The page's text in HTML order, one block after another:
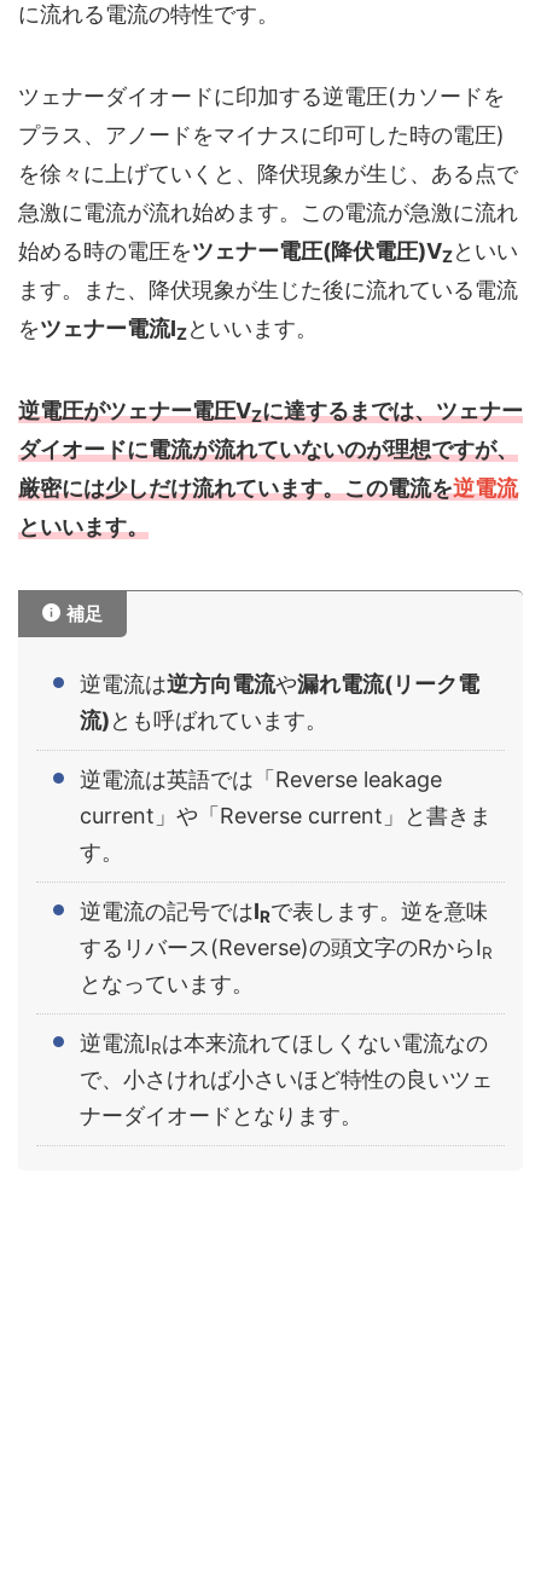
に流れる電流の特性です。
ツェナーダイオードに印加する逆電圧(カソードを
プラス、アノードをマイナスに印可した時の電圧)
を徐々に上げていくと、降伏現象が生じ、ある点で
急激に電流が流れ始めます。この電流が急激に流れ
始める時の電圧をツェナー電圧(降伏電圧)VZといい
ます。また、降伏現象が生じた後に流れている電流
をツェナー電流IZといいます。
逆電圧がツェナー電圧VZに達するまでは、ツェナー
ダイオードに電流が流れていないのが理想ですが、
厳密には少しだけ流れています。この電流を逆電流
といいます。
補足
逆電流は逆方向電流や漏れ電流(リーク電
流)とも呼ばれています。
逆電流は英語では「Reverse leakage
current」や「Reverse current」と書きま
す。
逆電流の記号ではIRで表します。逆を意味
するリバース(Reverse)の頭文字のRからIR
となっています。
逆電流IRは本来流れてほしくない電流なの
で、小さければ小さいほど特性の良いツェ
ナーダイオードとなります。